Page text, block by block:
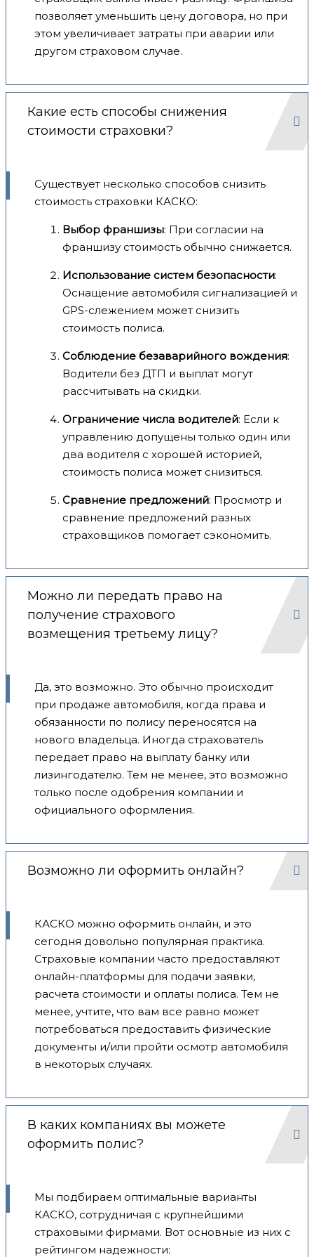
позволяет уменьшить цену договора, но при
этом увеличивает затраты при аварии или
другом страховом случае.
Какие есть способы снижения
стоимости страховки?
Существует несколько способов снизить
стоимость страховки КАСКО:
Выбор франшизы: При согласии на
франшизу стоимость обычно снижается.
Использование систем безопасности:
Оснащение автомобиля сигнализацией и
GPS-слежением может снизить
стоимость полиса.
Соблюдение безаварийного вождения:
Водители без ДТП и выплат могут
рассчитывать на скидки.
Ограничение числа водителей: Если к
управлению допущены только один или
два водителя с хорошей историей,
стоимость полиса может снизиться.
Сравнение предложений: Просмотр и
сравнение предложений разных
страховщиков помогает сэкономить.
Можно ли передать право на
получение страхового
возмещения третьему лицу?
Да, это возможно. Это обычно происходит
при продаже автомобиля, когда права и
обязанности по полису переносятся на
нового владельца. Иногда страхователь
передает право на выплату банку или
лизингодателю. Тем не менее, это возможно
только после одобрения компании и
официального оформления.
Возможно ли оформить онлайн?
КАСКО можно оформить онлайн, и это
сегодня довольно популярная практика.
Страховые компании часто предоставляют
онлайн-платформы для подачи заявки,
расчета стоимости и оплаты полиса. Тем не
менее, учтите, что вам все равно может
потребоваться предоставить физические
документы и/или пройти осмотр автомобиля
в некоторых случаях.
В каких компаниях вы можете
оформить полис?
Мы подбираем оптимальные варианты
КАСКО, сотрудничая с крупнейшими
страховыми фирмами. Вот основные из них с
рейтингом надежности: